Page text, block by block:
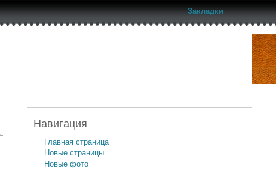
Закладки
Навигация
Главная страница
Новые страницы
Новые фото